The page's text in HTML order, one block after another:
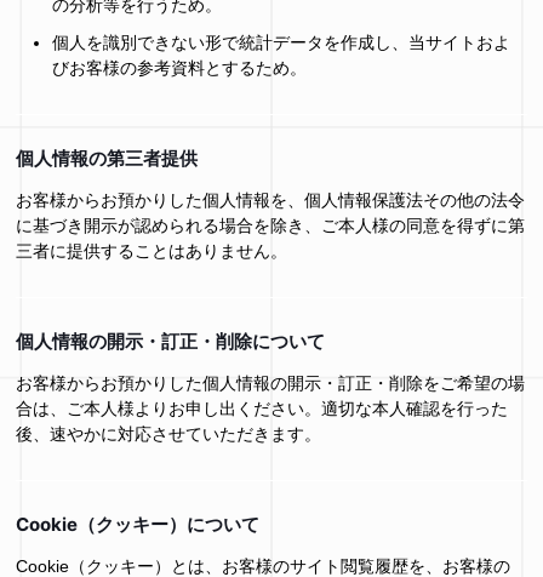
の分析等を行うため。
個人を識別できない形で統計データを作成し、当サイトおよ
びお客様の参考資料とするため。
個人情報の第三者提供
お客様からお預かりした個人情報を、個人情報保護法その他の法令
に基づき開示が認められる場合を除き、ご本人様の同意を得ずに第
三者に提供することはありません。
個人情報の開示・訂正・削除について
お客様からお預かりした個人情報の開示・訂正・削除をご希望の場
合は、ご本人様よりお申し出ください。適切な本人確認を行った
後、速やかに対応させていただきます。
Cookie（クッキー）について
Cookie（クッキー）とは、お客様のサイト閲覧履歴を、お客様の